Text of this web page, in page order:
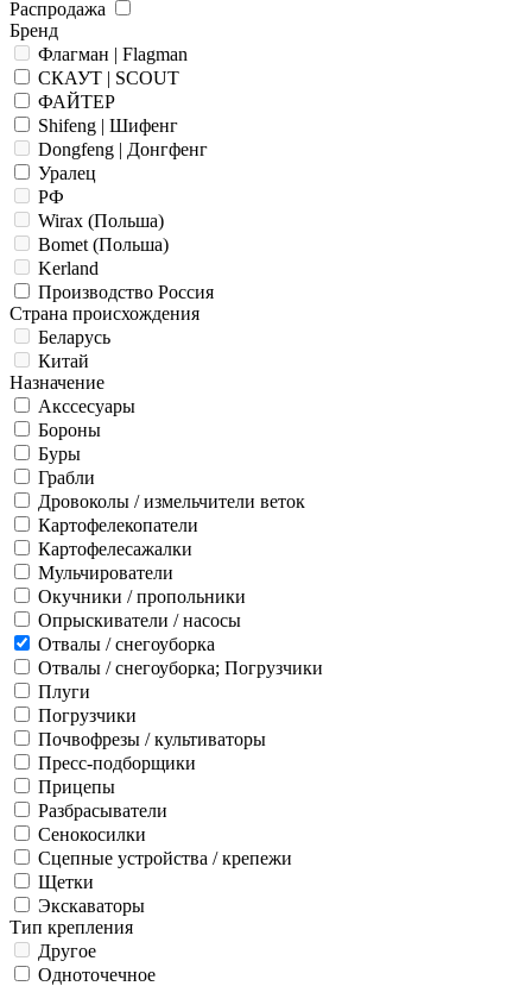
Распродажа
Бренд
Флагман | Flagman
СКАУТ | SCOUT
ФАЙТЕР
Shifeng | Шифенг
Dongfeng | Донгфенг
Уралец
РФ
Wirax (Польша)
Bomet (Польша)
Kerland
Производство Россия
Страна происхождения
Беларусь
Китай
Назначение
Акссесуары
Бороны
Буры
Грабли
Дровоколы / измельчители веток
Картофелекопатели
Картофелесажалки
Мульчирователи
Окучники / пропольники
Опрыскиватели / насосы
Отвалы / снегоуборка
Отвалы / снегоуборка; Погрузчики
Плуги
Погрузчики
Почвофрезы / культиваторы
Пресс-подборщики
Прицепы
Разбрасыватели
Сенокосилки
Сцепные устройства / крепежи
Щетки
Экскаваторы
Тип крепления
Другое
Одноточечное